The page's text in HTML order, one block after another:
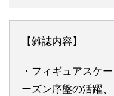
【雑誌内容】
・フィギュアスケ
ーズン序盤の活躍